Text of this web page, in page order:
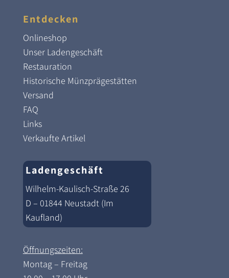
Entdecken
Onlineshop
Unser Ladengeschäft
Restauration
Historische Münzprägestätten
Versand
FAQ
Links
Verkaufte Artikel
Ladengeschäft
Wilhelm-Kaulisch-Straße 26
D – 01844 Neustadt (Im
Kaufland)
Öffnungszeiten:
Montag – Freitag